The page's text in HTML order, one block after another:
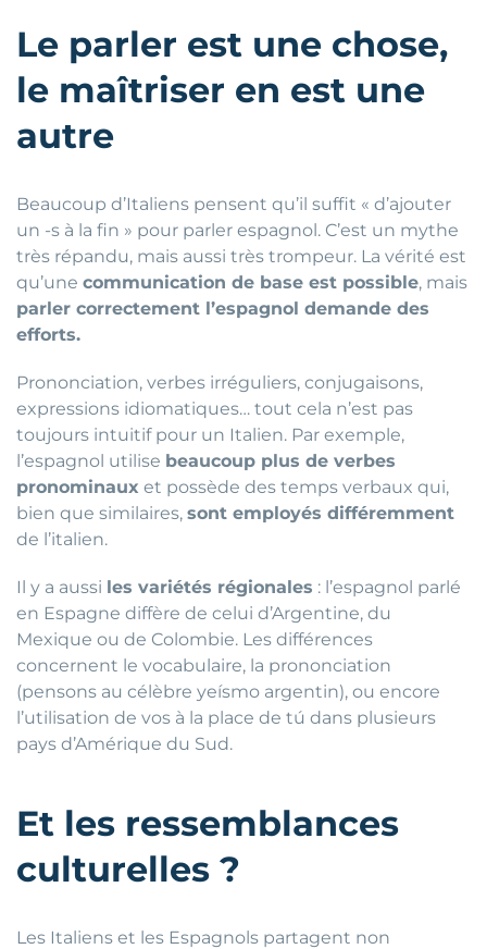
Le parler est une chose,
le maîtriser en est une
autre
Beaucoup d’Italiens pensent qu’il suffit « d’ajouter
un -s à la fin » pour parler espagnol. C’est un mythe
très répandu, mais aussi très trompeur. La vérité est
qu’une communication de base est possible, mais
parler correctement l’espagnol demande des
efforts.
Prononciation, verbes irréguliers, conjugaisons,
expressions idiomatiques… tout cela n’est pas
toujours intuitif pour un Italien. Par exemple,
l’espagnol utilise beaucoup plus de verbes
pronominaux et possède des temps verbaux qui,
bien que similaires, sont employés différemment
de l’italien.
Il y a aussi les variétés régionales : l’espagnol parlé
en Espagne diffère de celui d’Argentine, du
Mexique ou de Colombie. Les différences
concernent le vocabulaire, la prononciation
(pensons au célèbre yeísmo argentin), ou encore
l’utilisation de vos à la place de tú dans plusieurs
pays d’Amérique du Sud.
Et les ressemblances
culturelles ?
Les Italiens et les Espagnols partagent non